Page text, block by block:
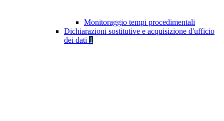
Monitoraggio tempi procedimentali
Dichiarazioni sostitutive e acquisizione d'ufficio
dei dati 1